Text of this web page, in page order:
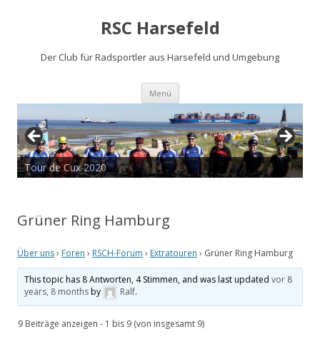
RSC Harsefeld
Der Club für Radsportler aus Harsefeld und Umgebung
Menü Zum
springen
Tour de Cux 2020
Grüner Ring Hamburg
Über uns› Foren › RSCH-Forum › Extratouren › Grüner Ring Hamburg
This topic has 8 Antworten, 4 Stimmen, and was last updatedvor 8
years, 8 monthsby Ralf.
9 Beiträge anzeigen - 1 bis 9 (von insgesamt 9)